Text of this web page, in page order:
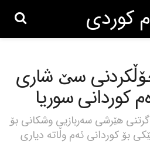
سێ شاری
کوردانی سوریا
هێرشی سەربازیی وشکانی بۆ
بۆ کوردانی ئەم وڵاتە دیاری